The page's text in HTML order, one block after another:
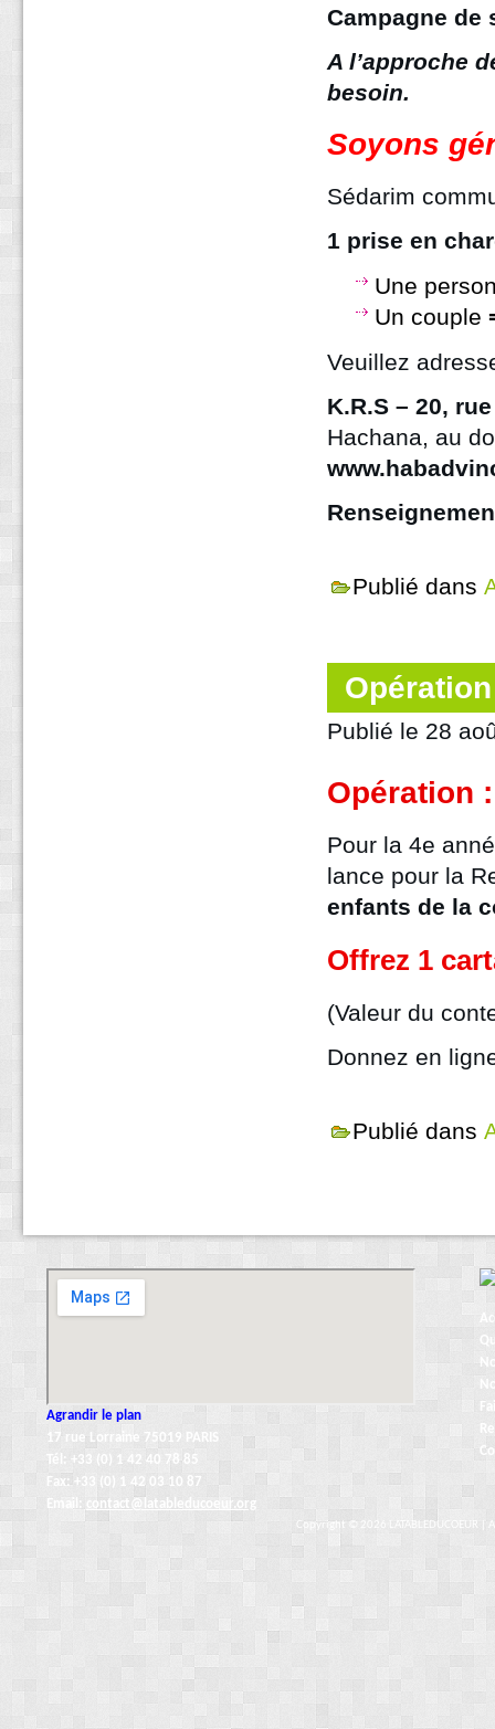
Campagne de
A l’approche
besoin.
Soyons
Sédarim
1 prise en
Une
Un couple
Veuillez
K.R.S – 20,
Hachana, au
Publié dans
Publié le 28
Opération
Pour la 4e
lance pour la
enfants de la
Offrez 1
(Valeur du
Donnez en
Publié dans
Agrandir le plan
17 rue Lorraine 75019 PARIS
Tél: +33 (0) 1 42 40 78 85
Fax: +33 (0) 1 42 03 10 87
Email:
contact@latableducoeur.org
Copyright © 2026 LATABLEDUCOEUR